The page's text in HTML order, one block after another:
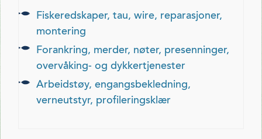
fiskeredskaper, tau, wire, reparasjoner,
montering
forankring, merder, nøter, presenninger,
overvåking- og dykkertjenester
arbeidstøy, engangsbekledning,
verneutstyr, profileringsklær